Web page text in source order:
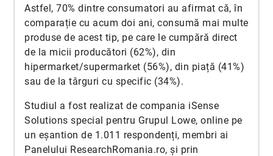
Astfel, 70% dintre consumatori au afirmat că, în
comparație cu acum doi ani, consumă mai multe
produse de acest tip, pe care le cumpără direct
de la micii producători (62%), din
hipermarket/supermarket (56%), din piață (41%)
sau de la târguri cu specific (34%).
Studiul a fost realizat de compania iSense
Solutions special pentru Grupul Lowe, online pe
un eșantion de 1.011 respondenți, membri ai
Panelului ResearchRomania.ro, și prin